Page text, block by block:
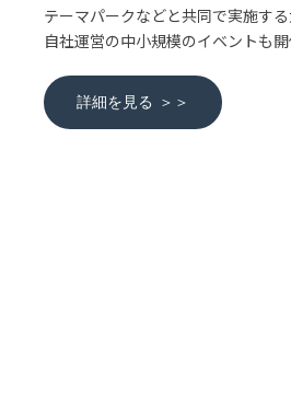
テーマパークなどと共同で実施する
自社運営の中小規模のイベントも開
詳細を見る ＞＞